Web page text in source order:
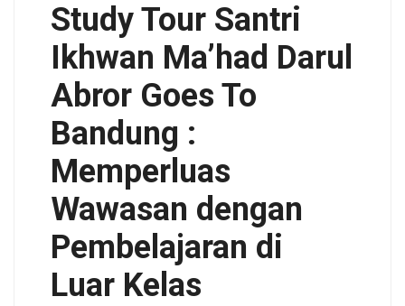
Study Tour Santri
Ikhwan Ma’had Darul
Abror Goes To
Bandung :
Memperluas
Wawasan dengan
Pembelajaran di
Luar Kelas